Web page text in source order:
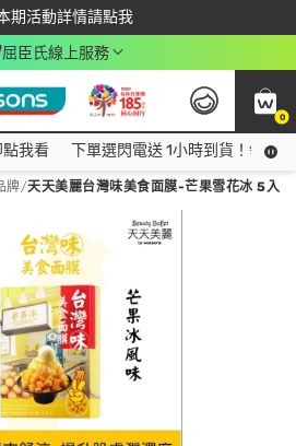
期活動詳情請點我
載app最高回饋$350
屈臣氏線上服務
0
看我看 下單選閃電送 1小時到貨！領神
牌/天天美麗台灣味美食面膜-芒果雪花冰 5入